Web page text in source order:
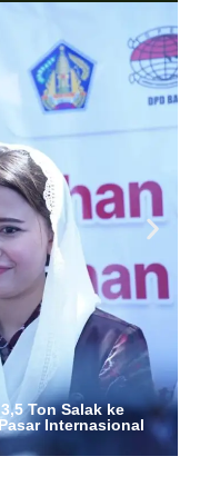
Ton Salak ke
Internasional